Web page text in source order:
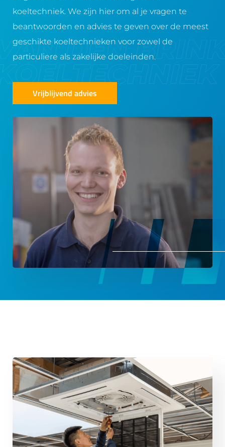
koeltechniek. We zijn hier om al je vragen te
beantwoorden en advies te geven over de meest
geschikte koeltechnieken voor zowel de
particuliere als zakelijke doeleinden.
Vrijblijvend advies